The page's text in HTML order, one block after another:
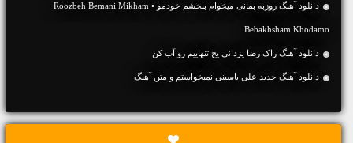
دانلود آهنگ روزبه بمانی میخوام ببخشم خودمو • Roozbeh Bemani Mikham
Bebakhsham Khodamo
دانلود آهنگ راک رضا یزدانی یخ تنهاییم رو آب کن
دانلود آهنگ جديد علی یاسینی نمیخواستم و متن آهنگ